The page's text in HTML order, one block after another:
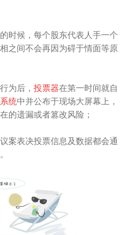
候，每个股东代表人手一个
之间不会再因为碍于情面等原
为后， 投票器在第一时间就自
统中并公布于现场大屏幕上，
的遗漏或者篡改风险；
表决投票信息及数据都会通